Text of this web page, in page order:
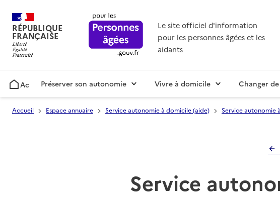
RÉPUBLIQUE
FRANÇAISE
Le site officiel d'information
pour les personnes âgées et les
aidants
AccueilPréserver son autonomie Vivre à domicile Changer
Accueil Espace annuaire Service autonomie à domicile (aide) Service autonomie
Service